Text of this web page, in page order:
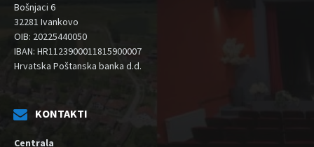
Bošnjaci 6
32281 Ivankovo
OIB: 20225440050
IBAN: HR1123900011815900007
Hrvatska Poštanska banka d.d.
KONTAKTI
Centrala